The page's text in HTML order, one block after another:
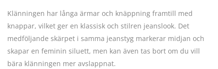
Klänningen har långa ärmar och knäppning framtill med
knappar, vilket ger en klassisk och stilren jeanslook. Det
medföljande skärpet i samma jeanstyg markerar midjan och
skapar en feminin siluett, men kan även tas bort om du vill
bära klänningen mer avslappnat.